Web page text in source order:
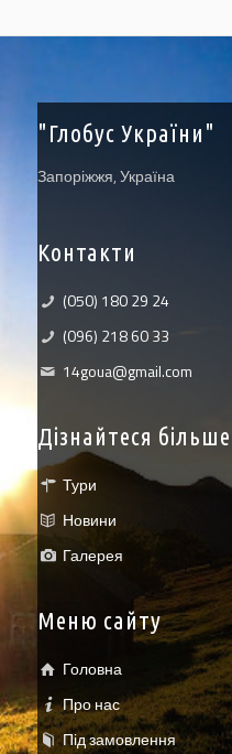
"Глобус України"
Запоріжжя, Україна
Контакти
(050) 180 29 24
(096) 218 60 33
14goua@gmail.com
Дізнайтеся більше
Тури
Новини
Галерея
Меню сайту
Головна
Про нас
Під замовлення